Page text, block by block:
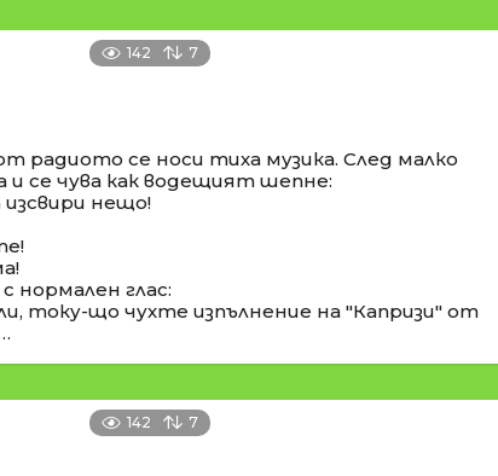
142 7
радиото се носи тиха музика. След малко
и се чува как водещият шепне:
изсвири нещо!
нормален глас:
току-що чухте изпълнение на "Капризи" от
142 7